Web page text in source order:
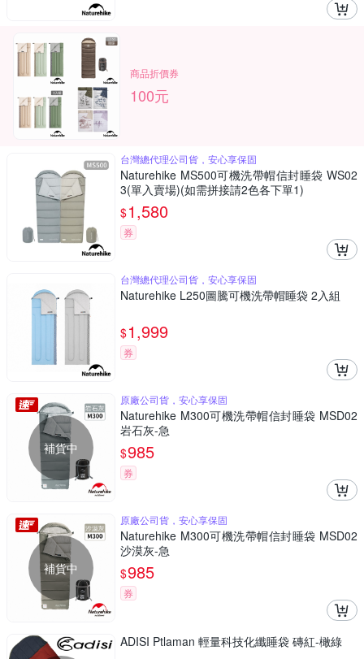
商品折價券
100元
台灣總代理公司貨，安心享保固
Naturehike MS500可機洗帶帽信封睡袋 WS02
3(單入賣場)(如需拼接請2色各下單1)
$1,580
券
台灣總代理公司貨，安心享保固
Naturehike L250圖騰可機洗帶帽睡袋 2入組
$1,999
券
補貨中
原廠公司貨，安心享保固
Naturehike M300可機洗帶帽信封睡袋 MSD02
岩石灰-急
$985
券
補貨中
原廠公司貨，安心享保固
Naturehike M300可機洗帶帽信封睡袋 MSD02
沙漠灰-急
$985
券
ADISI Ptlaman 輕量科技化纖睡袋 磚紅-橄綠